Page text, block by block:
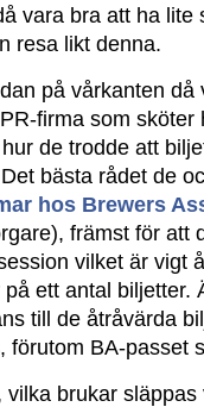
vara bra att ha lite
resa likt denna.
på vårkanten då
firma som sköter
de trodde att
bästa rådet de
hos Brewers
främst för att
vilket är vigt
ett antal biljetter.
till de åtråvärda
förutom BA-passet
brukar